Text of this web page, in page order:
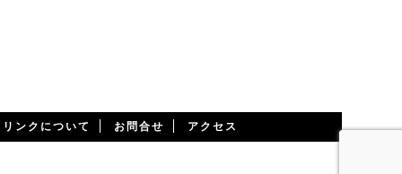
ンクについて お問合せ アクセス